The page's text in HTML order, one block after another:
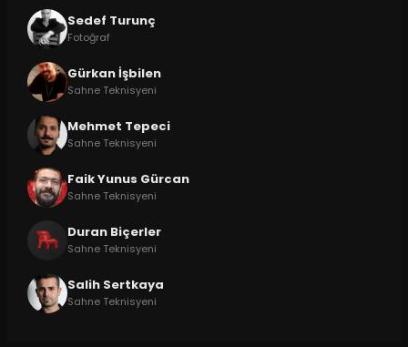
Sedef Turunç
Fotoğraf
Gürkan İşbilen
Sahne Teknisyeni
Mehmet Tepeci
Sahne Teknisyeni
Faik Yunus Gürcan
Sahne Teknisyeni
Duran Biçerler
Sahne Teknisyeni
Salih Sertkaya
Sahne Teknisyeni